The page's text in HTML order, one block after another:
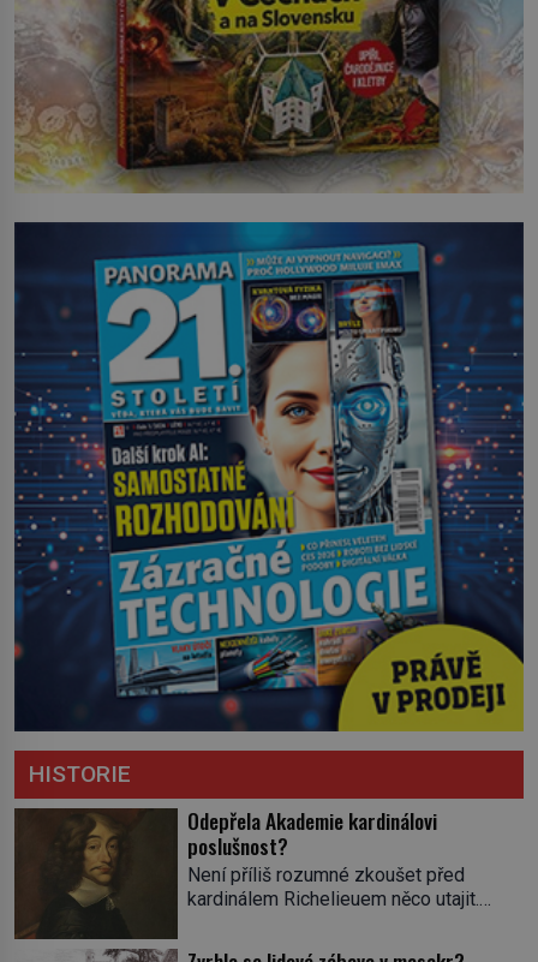
HISTORIE
Odepřela Akademie kardinálovi
poslušnost?
Není příliš rozumné zkoušet před
kardinálem Richelieuem něco utajit.